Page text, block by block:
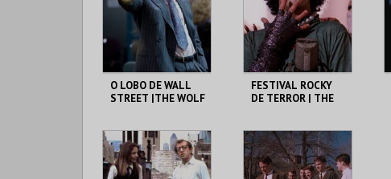
COMPRAR COMPRAR
O LOBO DE WALL
STREET |THE WOLF
SCORSESE
CAPITÓLIO.
FESTIVAL ROCKY
DE TERROR | THE
CAPITÓLIO.